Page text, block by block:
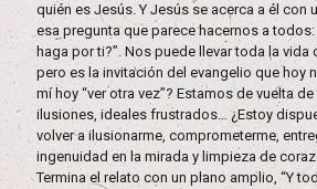
quién es Jesús. Y Jesús se acerca a él con
esa pregunta que parece hacernos a todos:
haga por ti?”. Nos puede llevar toda la vida
pero es la invitación del evangelio que hoy
mí hoy “ver otra vez”? Estamos de vuelta
ilusiones, ideales frustrados… ¿Estoy
volver a ilusionarme, comprometerme,
ingenuidad en la mirada y limpieza de
Termina el relato con un plano amplio, “Y